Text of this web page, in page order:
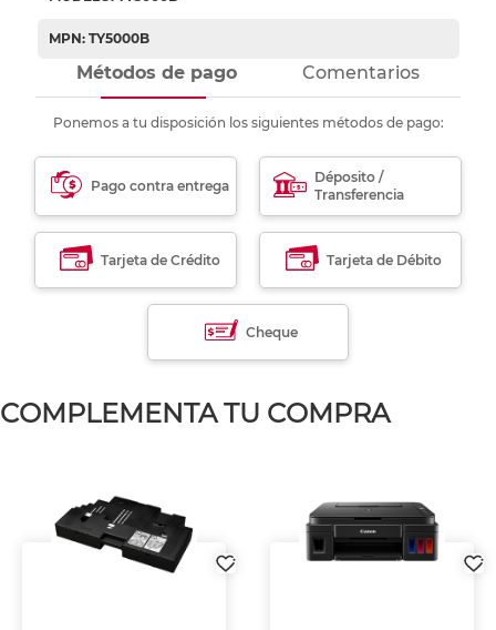
MPN: TY5000B
Métodos de pago Comentarios
Ponemos a tu disposición los siguientes métodos de pago:
Pago contra entrega
Déposito /
Transferencia
Tarjeta de Crédito Tarjeta de Débito
Cheque
COMPLEMENTA TU COMPRA